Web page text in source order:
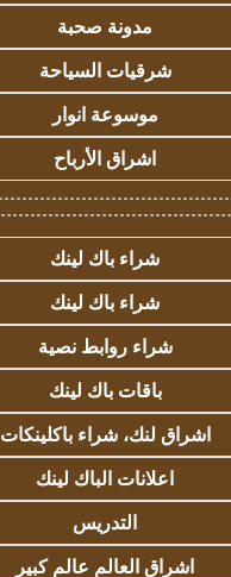
مدونة صحبة
شرقيات السياحة
موسوعة انوار
اشراق الأرباح
شراء باك لينك
شراء باك لينك
شراء روابط نصية
باقات باك لينك
اشراق لنك، شراء باكلينكات
اعلانات الباك لينك
التدريس
اشراق العالم عالم كبير